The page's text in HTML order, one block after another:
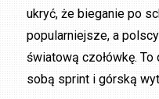
ukryć, że bieganie po
popularniejsze, a
światową czołówkę.
sobą sprint i górską